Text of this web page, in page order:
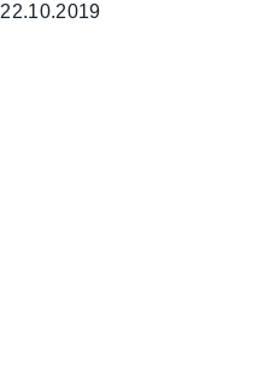
22.10.2019